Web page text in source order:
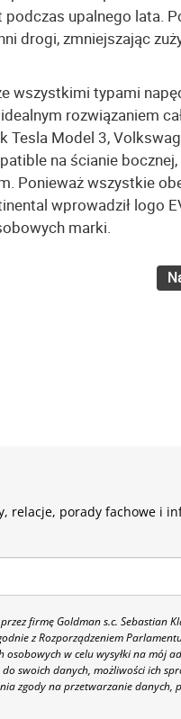
upalnego lata.
drogi, zmniejszając
wszystkimi typami
rozwiązaniem
Model 3,
na ścianie bocznej,
Ponieważ wszystkie
wprowadził logo
marki.
relacje, porady fachowe i
firmę Goldman s.c. Sebastian
z Rozporządzeniem
w celu wysyłki na mój
swoich danych, możliwości ich
zgody na przetwarzanie danych,